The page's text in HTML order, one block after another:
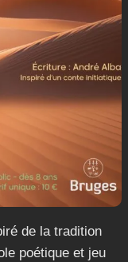
de la tradition
poétique et jeu